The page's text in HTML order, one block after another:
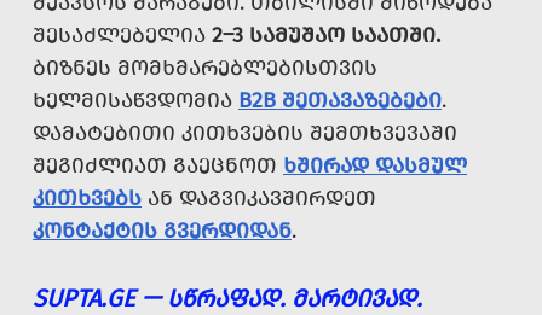
ᲨᲔᲡᲐᲫᲚᲔᲑᲔᲚᲘᲐ 2–3 ᲡᲐᲛᲣᲨᲐᲝ ᲡᲐᲐᲗᲨᲘ.
ᲑᲘᲖᲜᲔᲡ ᲛᲝᲛᲮᲛᲐᲠᲔᲑᲚᲔᲑᲘᲡᲗᲕᲘᲡ
ᲮᲔᲚᲛᲘᲡᲐᲬᲕᲓᲝᲛᲘᲐ B2B ᲨᲔᲗᲐᲕᲐᲖᲔᲑᲔᲑᲘ.
ᲓᲐᲛᲐᲢᲔᲑᲘᲗᲘ ᲙᲘᲗᲮᲕᲔᲑᲘᲡ ᲨᲔᲛᲗᲮᲕᲔᲕᲐᲨᲘ
ᲨᲔᲒᲘᲫᲚᲘᲐᲗ ᲒᲐᲔᲪᲜᲝᲗ ᲮᲨᲘᲠᲐᲓ ᲓᲐᲡᲛᲣᲚ
ᲙᲘᲗᲮᲕᲔᲑᲡ ᲐᲜ ᲓᲐᲒᲕᲘᲙᲐᲕᲨᲘᲠᲓᲔᲗ
ᲙᲝᲜᲢᲐᲥᲢᲘᲡ ᲒᲕᲔᲠᲓᲘᲓᲐᲜ.
SUPTA.GE — ᲡᲬᲠᲐᲤᲐᲓ. ᲛᲐᲠᲢᲘᲕᲐᲓ.